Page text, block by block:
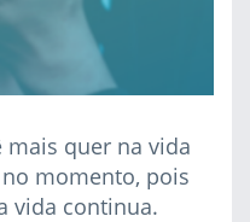
quer na vida
momento, pois
vida continua.